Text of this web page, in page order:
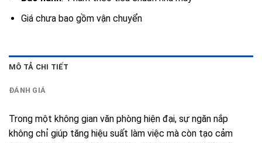
Giá chưa bao gồm vận chuyển
MÔ TẢ CHI TIẾT
ĐÁNH GIÁ